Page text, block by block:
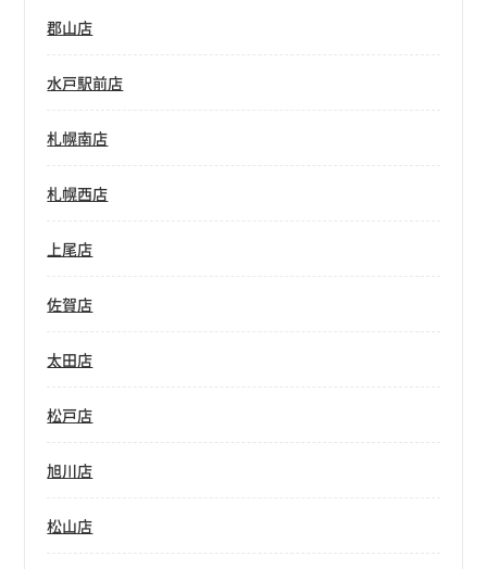
郡山店
水戸駅前店
札幌南店
札幌西店
上尾店
佐賀店
太田店
松戸店
旭川店
松山店